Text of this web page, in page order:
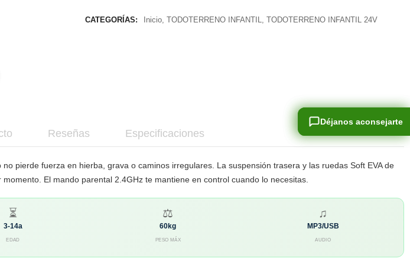
CATEGORÍAS: Inicio, TODOTERRENO INFANTIL TODOTERRENO INFANTIL 24V
Reseñas Especificaciones
pierde fuerza en hierba, grava o caminos irregulares. La suspensión trasera y las ruedas Soft EVA de
El mando parental 2.4GHz te mantiene en control cuando lo necesitas.
⏳
3-14a
EDAD
⚖
60kg
PESO MÁX
♫
MP3/USB
AUDIO
Déjanos aconsejarte
Déjanos aconsejarte